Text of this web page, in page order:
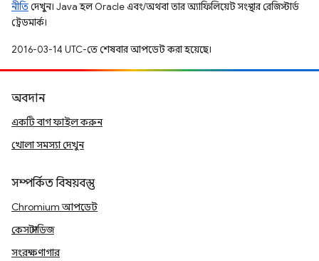
নীতিদেখুন। Java হল Oracle এবং/অথবা তার অ্যাফিলিয়েট সংস্থার রেজিস্টার্ড
ট্রেডমার্ক।
2016-03-14 UTC-তে শেষবার আপডেট করা হয়েছে।
অবদান
একটি বাগ ফাইল করুন
খোলা সমস্যা দেখুন
সম্পর্কিত বিষয়বস্তু
Chromium আপডেট
কেস স্টাডিজ
সংরক্ষণাগার